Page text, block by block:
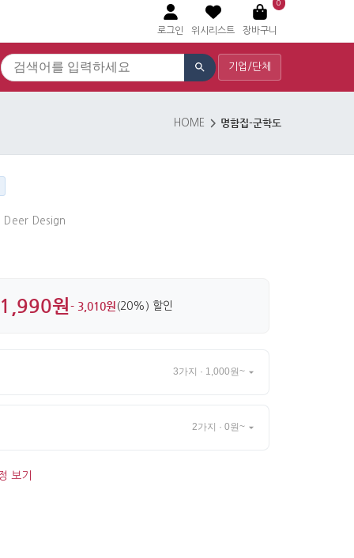
로그인 위시리스트
0
장바구니
기업/단체
HOME 명함집-군학도
Deer Design
원 - 3,010원 (20%) 할인
3가지 · 1,000원~
2가지 · 0원~
보기